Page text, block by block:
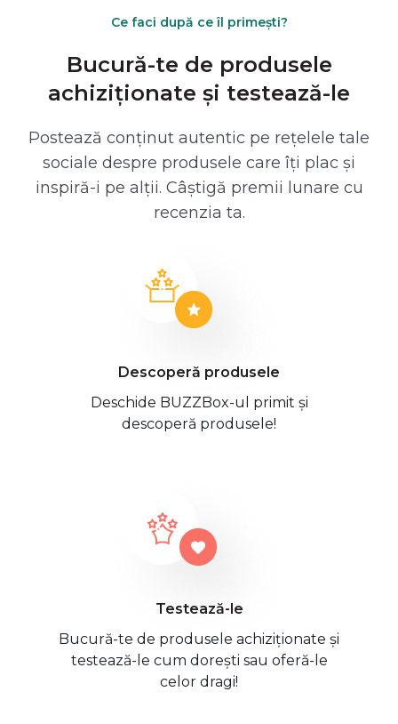
Ce faci după ce îl primești?
Bucură-te de produsele
achiziționate și testează-le
Postează conținut autentic pe rețelele tale
sociale despre produsele care îți plac și
inspiră-i pe alții. Câștigă premii lunare cu
recenzia ta.
Descoperă produsele
Deschide BUZZBox-ul primit și
descoperă produsele!
Testează-le
Bucură-te de produsele achiziționate și
testează-le cum dorești sau oferă-le
celor dragi!